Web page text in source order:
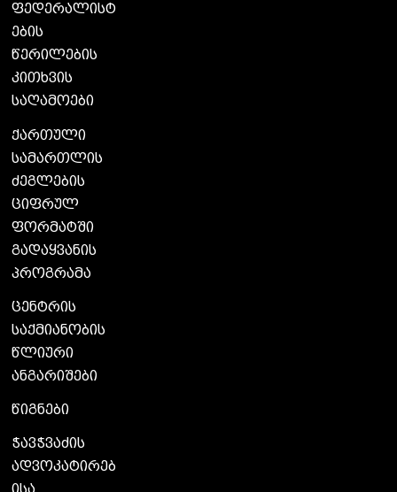
ფედერალისტ
ების
წერილების
კითხვის
საღამოები
ქართული
სამართლის
ძეგლების
ციფრულ
ფორმატში
გადაყვანის
პროგრამა
ცენტრის
საქმიანობის
წლიური
ანგარიშები
წიგნები
ჭავჭვაძის
ადვოკატირებ